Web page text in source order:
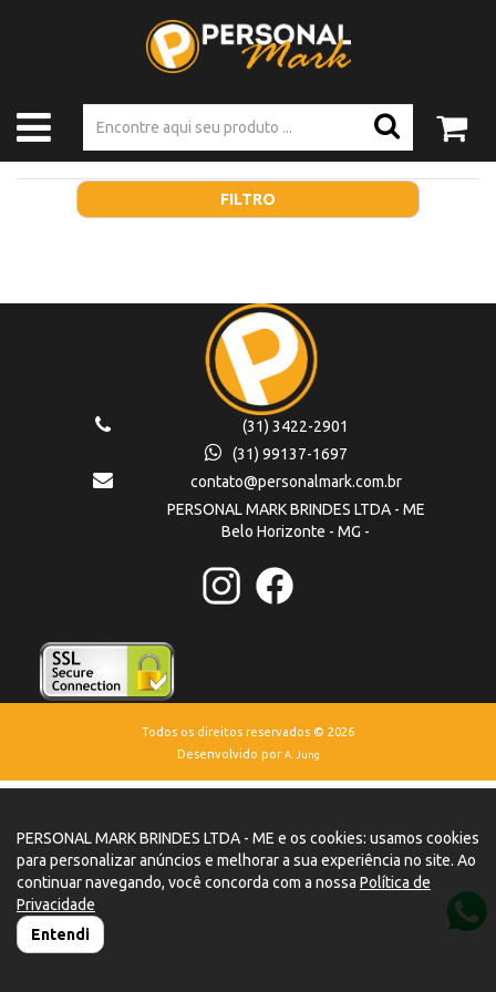
FILTRO
(31) 3422-2901
(31) 99137-1697
contato@personalmark.com.br
PERSONAL MARK BRINDES LTDA - ME
Belo Horizonte - MG -
Todos os direitos reservados © 2026
Desenvolvido por A. Jung
PERSONAL MARK BRINDES LTDA - ME e os cookies: usamos cookies
para personalizar anúncios e melhorar a sua experiência no site. Ao
continuar navegando, você concorda com a nossa Política de
Privacidade
Entendi